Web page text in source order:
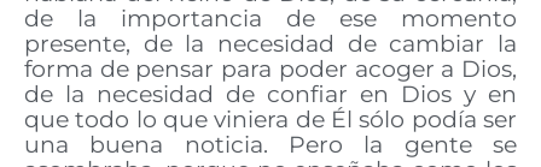
de la importancia de ese momento
presente, de la necesidad de cambiar la
forma de pensar para poder acoger a Dios,
de la necesidad de confiar en Dios y en
que todo lo que viniera de Él sólo podía ser
una buena noticia. Pero la gente se